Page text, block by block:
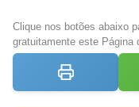
Clique nos botões abaixo
gratuitamente este Página